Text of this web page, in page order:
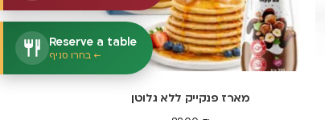
מארז פנקייק ללא גלוטן
Reserve a table
בחרו סניף ←